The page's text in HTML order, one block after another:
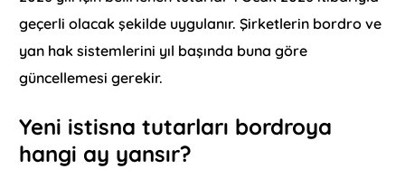
geçerli olacak şekilde uygulanır. Şirketlerin bordro ve
yan hak sistemlerini yıl başında buna göre
güncellemesi gerekir.
Yeni istisna tutarları bordroya
hangi ay yansır?